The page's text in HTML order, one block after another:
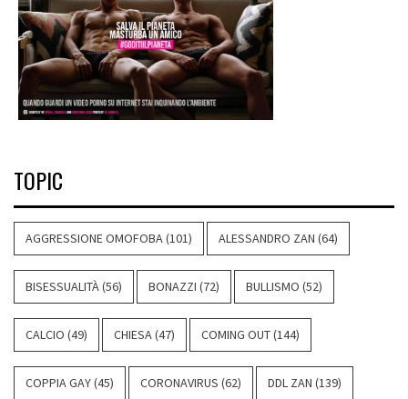
TOPIC
AGGRESSIONE OMOFOBA(101) ALESSANDRO ZAN (64)
BISESSUALITÀ(56) BONAZZI (72) BULLISMO (52)
CALCIO (49) CHIESA(47) COMING OUT(144)
COPPIA GAY(45) CORONAVIRUS (62) DDL ZAN (139)